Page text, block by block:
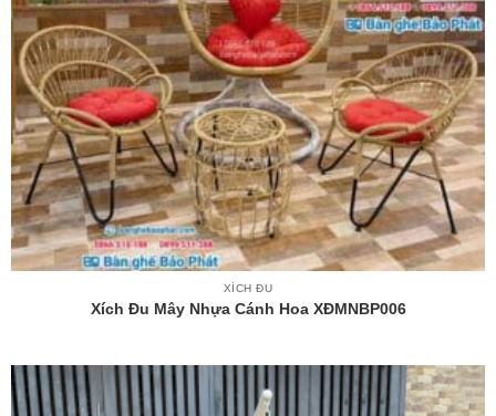
XÍCH ĐU
Xích Đu Mây Nhựa Cánh Hoa XĐMNBP006